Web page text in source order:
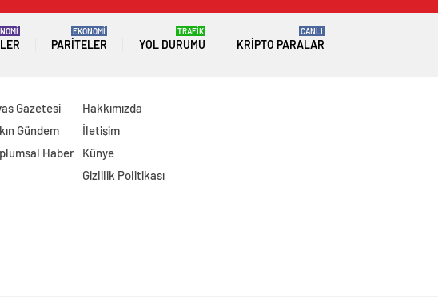
PARITELER
EKONOMİ
YOL DURUMU
TRAFİK
KRIPTO PARALAR
CANLI
Gazetesi
Gündem
Haber
Hakkımızda
İletişim
Künye
Gizlilik Politikası